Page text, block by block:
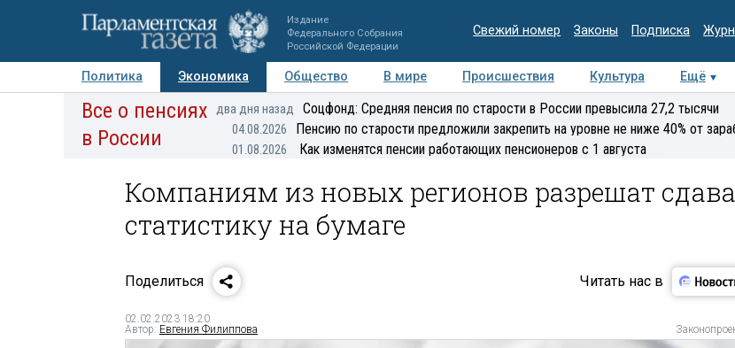
Издание
Федерального Собрания
Российской Федерации
Свежий номер Законы Подписка
Политика Экономика Общество В мире Происшествия Культура Ещё
Авторы Персоны Мнения Регионы Медиацентр Интервью Колумнисты
Все о пенсиях
в России
два дня назад Соцфонд: Средняя пенсия по старости в России превысила 27,2 тысячи
04.08.2026 Пенсию по старости предложили закрепить на уровне не ниже 40% от
01.08.2026 Как изменятся пенсии работающих пенсионеров с 1 августа
Компаниям из новых регионов разрешат
статистику на бумаге
Поделиться Читать нас в
02.02.2023 18:20
Автор: Евгения Филиппова